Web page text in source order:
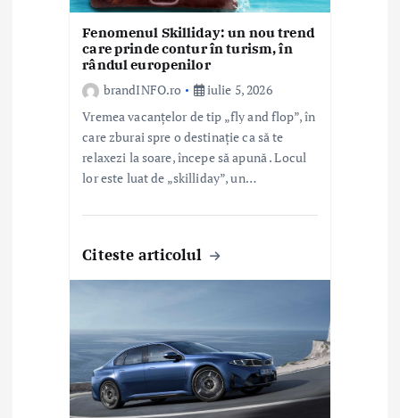
Fenomenul Skilliday: un nou trend
care prinde contur în turism, în
rândul europenilor
brandINFO.ro
iulie 5, 2026
Vremea vacanțelor de tip „fly and flop”, în
care zburai spre o destinație ca să te
relaxezi la soare, începe să apună . Locul
lor este luat de „skilliday”, un…
Citeste articolul